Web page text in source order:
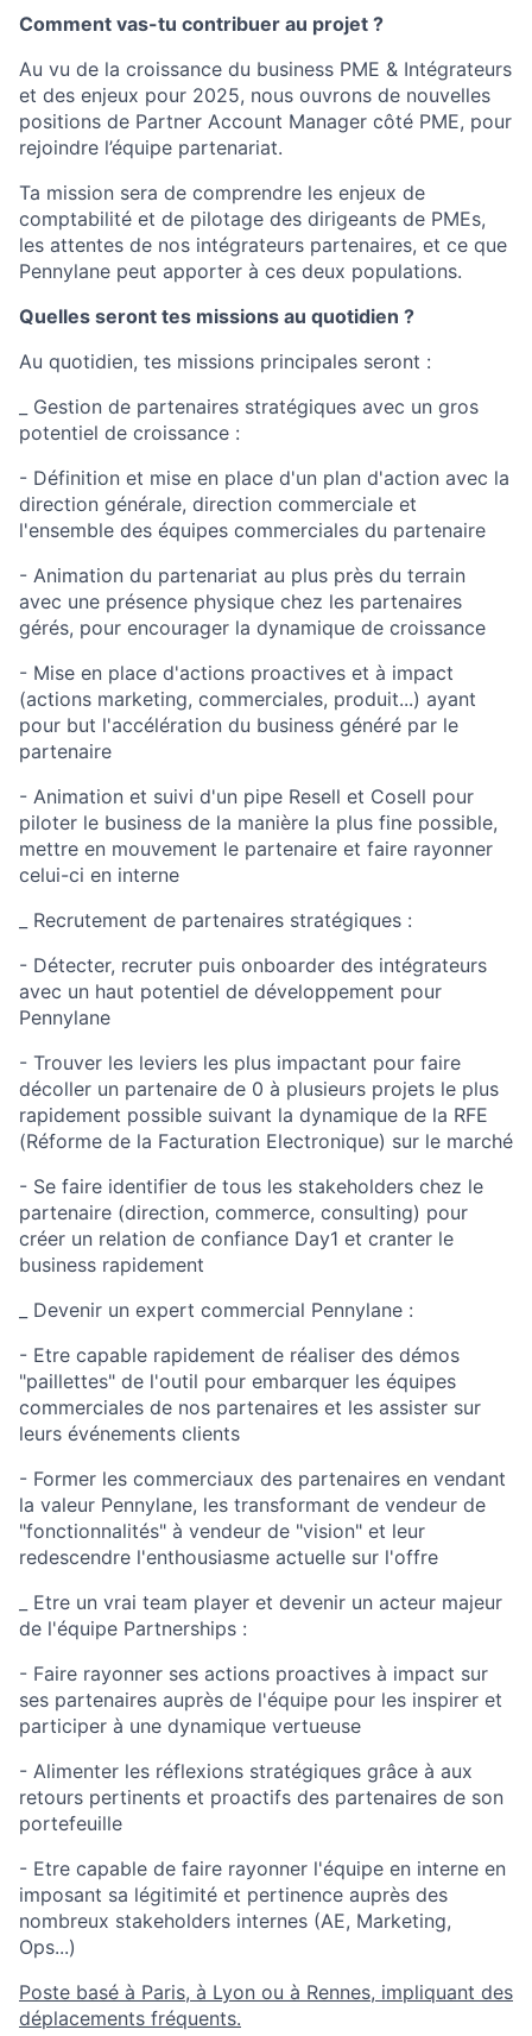
Comment vas-tu contribuer au projet ?
Au vu de la croissance du business PME & Intégrateurs
et des enjeux pour 2025, nous ouvrons de nouvelles
positions de Partner Account Manager côté PME, pour
rejoindre l’équipe partenariat.
Ta mission sera de comprendre les enjeux de
comptabilité et de pilotage des dirigeants de PMEs,
les attentes de nos intégrateurs partenaires, et ce que
Pennylane peut apporter à ces deux populations.
Quelles seront tes missions au quotidien ?
Au quotidien, tes missions principales seront :
_ Gestion de partenaires stratégiques avec un gros
potentiel de croissance :
- Définition et mise en place d'un plan d'action avec la
direction générale, direction commerciale et
l'ensemble des équipes commerciales du partenaire
- Animation du partenariat au plus près du terrain
avec une présence physique chez les partenaires
gérés, pour encourager la dynamique de croissance
- Mise en place d'actions proactives et à impact
(actions marketing, commerciales, produit...) ayant
pour but l'accélération du business généré par le
partenaire
- Animation et suivi d'un pipe Resell et Cosell pour
piloter le business de la manière la plus fine possible,
mettre en mouvement le partenaire et faire rayonner
celui-ci en interne
_ Recrutement de partenaires stratégiques :
- Détecter, recruter puis onboarder des intégrateurs
avec un haut potentiel de développement pour
Pennylane
- Trouver les leviers les plus impactant pour faire
décoller un partenaire de 0 à plusieurs projets le plus
rapidement possible suivant la dynamique de la RFE
(Réforme de la Facturation Electronique) sur le marché
- Se faire identifier de tous les stakeholders chez le
partenaire (direction, commerce, consulting) pour
créer un relation de confiance Day1 et cranter le
business rapidement
_ Devenir un expert commercial Pennylane :
- Etre capable rapidement de réaliser des démos
"paillettes" de l'outil pour embarquer les équipes
commerciales de nos partenaires et les assister sur
leurs événements clients
- Former les commerciaux des partenaires en vendant
la valeur Pennylane, les transformant de vendeur de
"fonctionnalités" à vendeur de "vision" et leur
redescendre l'enthousiasme actuelle sur l'offre
_ Etre un vrai team player et devenir un acteur majeur
de l'équipe Partnerships :
- Faire rayonner ses actions proactives à impact sur
ses partenaires auprès de l'équipe pour les inspirer et
participer à une dynamique vertueuse
- Alimenter les réflexions stratégiques grâce à aux
retours pertinents et proactifs des partenaires de son
portefeuille
- Etre capable de faire rayonner l'équipe en interne en
imposant sa légitimité et pertinence auprès des
nombreux stakeholders internes (AE, Marketing,
Ops...)
Poste basé à Paris, à Lyon ou à Rennes, impliquant des
déplacements fréquents.